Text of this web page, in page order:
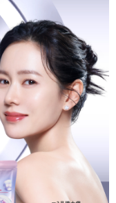
查看運費